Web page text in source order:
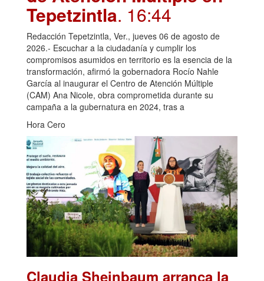
Tepetzintla. 16:44
Redacción Tepetzintla, Ver., jueves 06 de agosto de
2026.- Escuchar a la ciudadanía y cumplir los
compromisos asumidos en territorio es la esencia de la
transformación, afirmó la gobernadora Rocío Nahle
García al inaugurar el Centro de Atención Múltiple
(CAM) Ana Nicole, obra comprometida durante su
campaña a la gubernatura en 2024, tras a
Hora Cero
Claudia Sheinbaum arranca la